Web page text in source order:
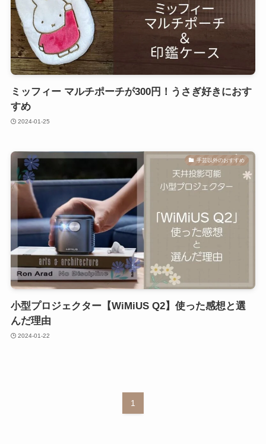
ミッフィー マルチポーチが300円！うさぎ好きにおす
すめ
2024-01-25
手芸以外のおすすめ
小型プロジェクター【WiMiUS Q2】使った感想と選
んだ理由
2024-01-22
1